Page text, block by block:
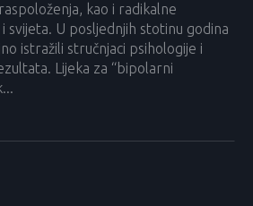
kao i radikalne
svijeta. U posljednjih stotinu godina
istražili stručnjaci psihologije i
Lijeka za “bipolarni